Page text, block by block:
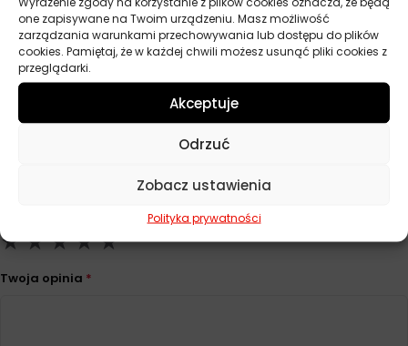
one zapisywane na Twoim urządzeniu. Masz możliwość
zarządzania warunkami przechowywania lub dostępu do plików
cookies. Pamiętaj, że w każdej chwili możesz usunąć pliki cookies z
przeglądarki.
Akceptuje
Odrzuć
Zobacz ustawienia
Polityka prywatności
Producent Moje Auto
Opinie
Na razie nie ma opinii o produkcie.
Twoja opinia *